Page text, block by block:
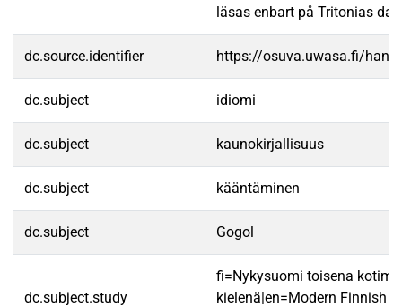
läsas enbart på Tritonias
dc.source.identifier https://osuva.uwasa.fi/
dc.subject idiomi
dc.subject kaunokirjallisuus
dc.subject kääntäminen
dc.subject Gogol
dc.subject.study
fi=Nykysuomi toisena
kielenä|en=Modern Finnish